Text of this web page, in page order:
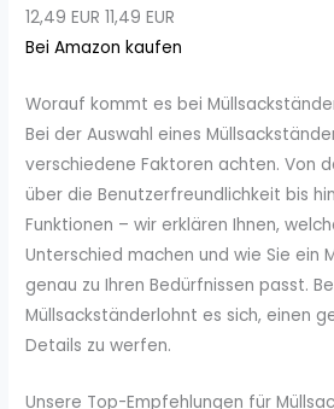
12,49 EUR 11,49 EUR
Bei Amazon kaufen
Worauf kommt es bei
Bei der Auswahl eines
verschiedene Faktoren achten. Von
über die Benutzerfreundlichkeit bis
Funktionen – wir erklären Ihnen,
Unterschied machen und wie Sie ein
genau zu Ihren Bedürfnissen passt.
Müllsackständerlohnt es sich, einen
Details zu werfen.
Unsere Top-Empfehlungen für